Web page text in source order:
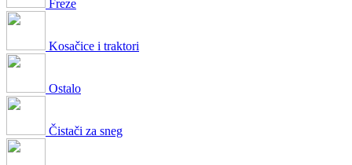
Freze
Kosačice i traktori
Ostalo
Čistači za sneg